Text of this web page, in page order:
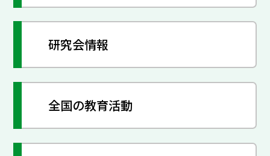
研究会情報
全国の教育活動